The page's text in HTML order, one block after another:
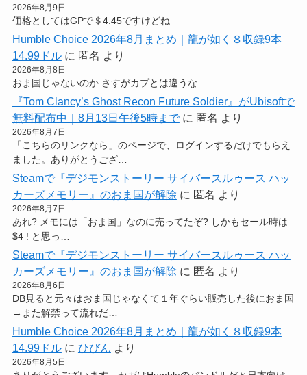
2026年8月9日
価格としてはGPで＄4.45ですけどね
Humble Choice 2026年8月まとめ｜龍が如く８収録9本
14.99ドルに 匿名 より
2026年8月8日
おま国じゃないのか さすがカプとは違うな
『Tom Clancy’s Ghost Recon Future Soldier』がUbisoftで
無料配布中｜8月13日午後5時までに 匿名 より
2026年8月7日
「こちらのリンクなら」のページで、ログインするだけでもらえ
ました。ありがとうござ…
Steamで『デジモンストーリー サイバースルゥース ハッ
カーズメモリー』のおま国が解除 に 匿名 より
2026年8月7日
あれ? メモには「おま国」なのに売ってたぞ? しかもセール時は
$4 ! と思っ…
Steamで『デジモンストーリー サイバースルゥース ハッ
カーズメモリー』のおま国が解除 に 匿名 より
2026年8月6日
DB見ると元々はおま国じゃなくて１年ぐらい販売した後におま国
→また解禁って流れだ…
Humble Choice 2026年8月まとめ｜龍が如く８収録9本
14.99ドルに ひびん より
2026年8月5日